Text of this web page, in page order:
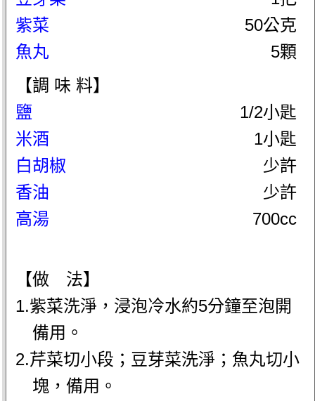
紫菜
50公克
魚丸
5顆
【調 味 料】
鹽
1/2小匙
米酒
1小匙
白胡椒
少許
香油
少許
高湯
700cc
【做 法】
1.紫菜洗淨，浸泡冷水約5分鐘至泡開
備用。
2.芹菜切小段；豆芽菜洗淨；魚丸切小
塊，備用。